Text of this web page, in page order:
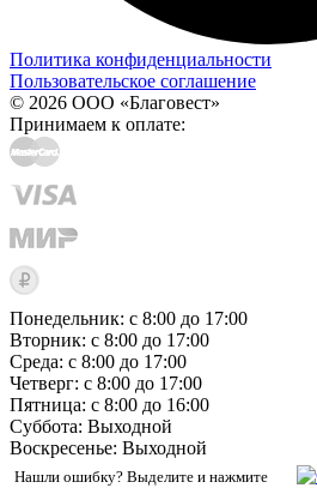
Политика конфиденциальности
Пользовательское соглашение
© 2026 ООО «Благовест»
Принимаем к оплате:
Понедельник: с 8:00 до 17:00
Вторник: с 8:00 до 17:00
Среда: с 8:00 до 17:00
Четверг: с 8:00 до 17:00
Пятница: с 8:00 до 16:00
Суббота: Выходной
Воскресенье: Выходной
Нашли ошибку? Выделите и нажмите